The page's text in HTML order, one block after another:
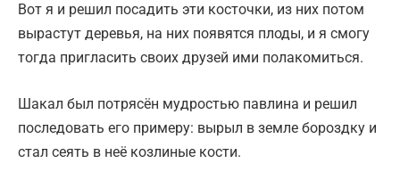
Вот я и решил посадить эти косточки, из них потом
вырастут деревья, на них появятся плоды, и я смогу
тогда пригласить своих друзей ими полакомиться.
Шакал был потрясён мудростью павлина и решил
последовать его примеру: вырыл в земле бороздку и
стал сеять в неё козлиные кости.